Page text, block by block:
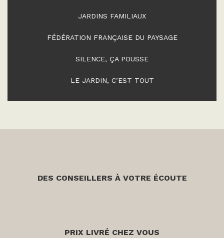
JARDINS FAMILIAUX
FÉDÉRATION FRANÇAISE DU PAYSAGE
SILENCE, ÇA POUSSE
LE JARDIN, C’EST TOUT
DES CONSEILLERS À VOTRE ÉCOUTE
PRIX LIVRÉ CHEZ VOUS